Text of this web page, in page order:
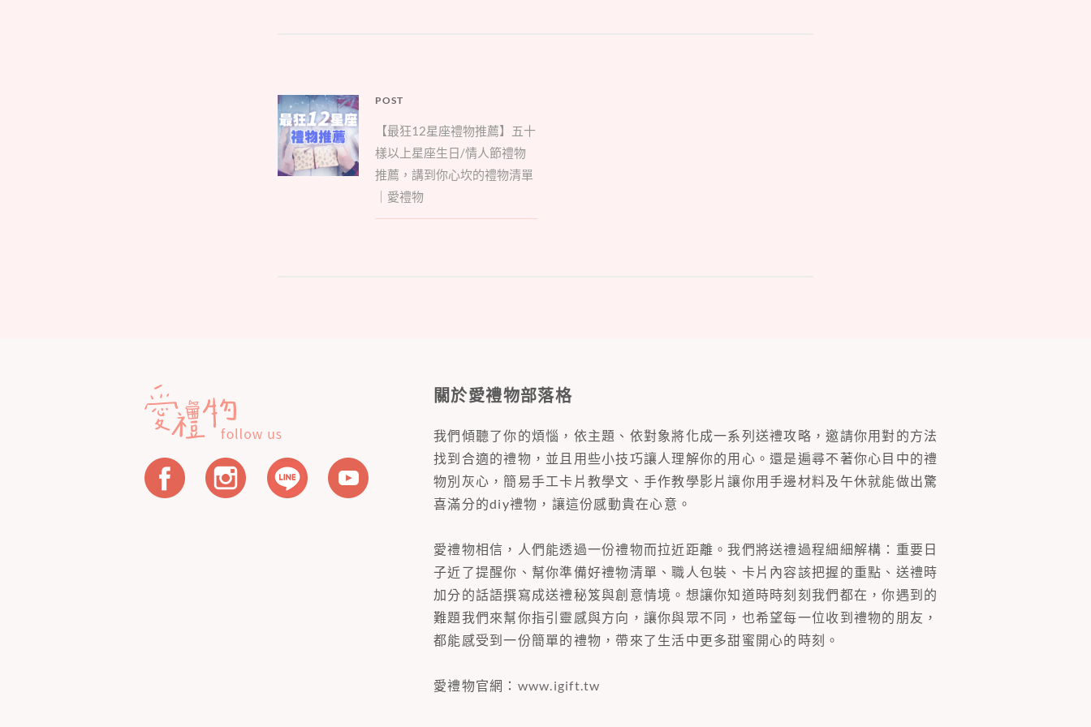
文
章
導
覽
POST
Parent
post:
【最狂12星座禮物推薦】五十
樣以上星座生日/情人節禮物
推薦，講到你心坎的禮物清單
｜愛禮物
關於愛禮物部落格
我們傾聽了你的煩惱，依主題、依對象將化成一系列送禮攻略，邀請你用對的方法
找到合適的禮物，並且用些小技巧讓人理解你的用心。還是遍尋不著你心目中的禮
物別灰心，簡易手工卡片教學文、手作教學影片讓你用手邊材料及午休就能做出驚
喜滿分的diy禮物，讓這份感動貴在心意。
愛禮物相信，人們能透過一份禮物而拉近距離。我們將送禮過程細細解構：重要日
子近了提醒你、幫你準備好禮物清單、職人包裝、卡片內容該把握的重點、送禮時
加分的話語撰寫成送禮秘笈與創意情境。想讓你知道時時刻刻我們都在，你遇到的
難題我們來幫你指引靈感與方向，讓你與眾不同，也希望每一位收到禮物的朋友，
都能感受到一份簡單的禮物，帶來了生活中更多甜蜜開心的時刻。
愛禮物官網： www.igift.tw